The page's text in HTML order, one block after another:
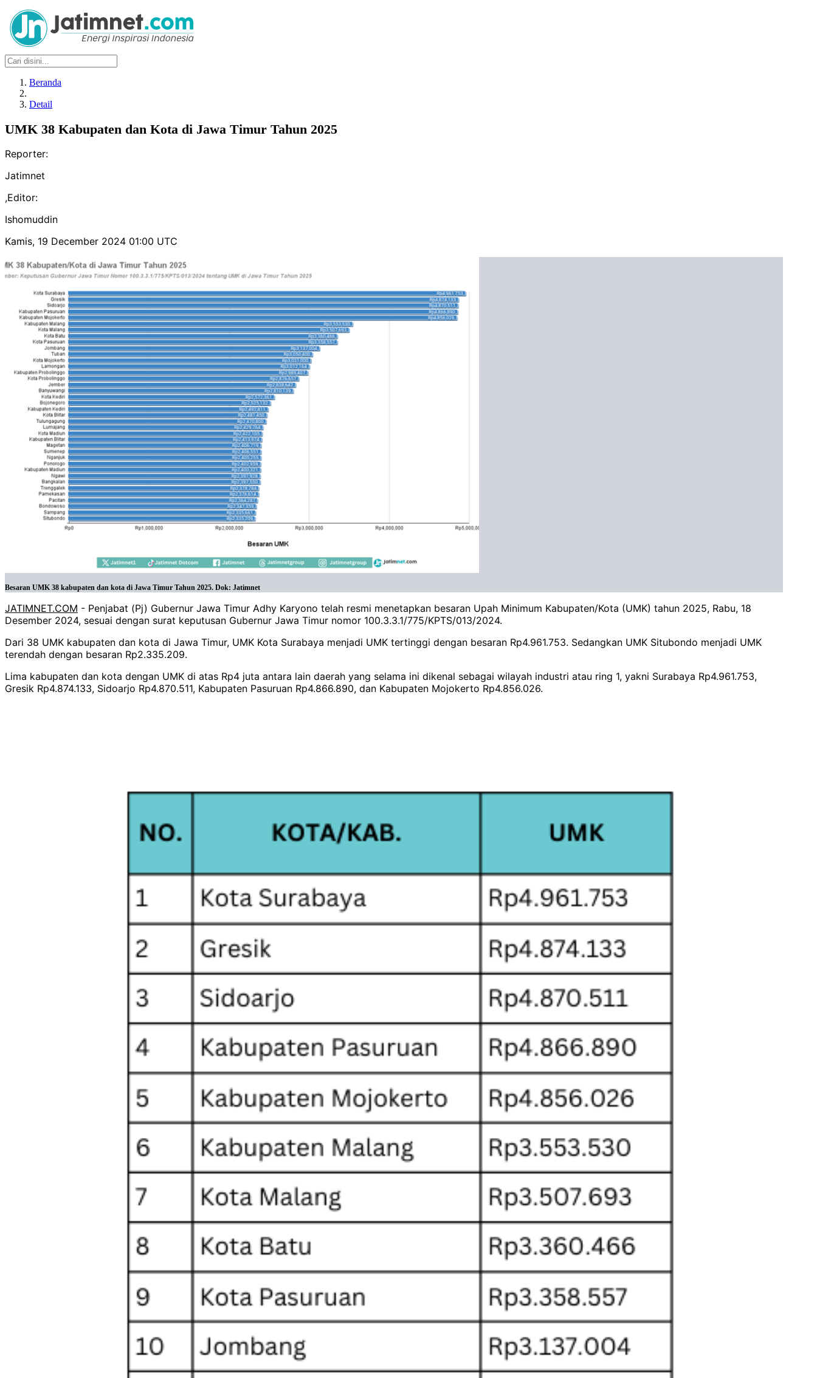
Beranda
Detail
UMK 38 Kabupaten dan Kota di Jawa Timur Tahun 2025
Reporter:
Jatimnet
,Editor:
Ishomuddin
Kamis, 19 December 2024 01:00 UTC
Besaran UMK 38 kabupaten dan kota di Jawa Timur Tahun 2025. Dok: Jatimnet
JATIMNET.COM - Penjabat (Pj) Gubernur Jawa Timur Adhy Karyono telah resmi menetapkan besaran Upah Minimum Kabupaten/Kota (UMK) tahun 2025, Rabu, 18
Desember 2024, sesuai dengan surat keputusan Gubernur Jawa Timur nomor 100.3.3.1/775/KPTS/013/2024.
Dari 38 UMK kabupaten dan kota di Jawa Timur, UMK Kota Surabaya menjadi UMK tertinggi dengan besaran Rp4.961.753. Sedangkan UMK Situbondo menjadi UMK
terendah dengan besaran Rp2.335.209.
Lima kabupaten dan kota dengan UMK di atas Rp4 juta antara lain daerah yang selama ini dikenal sebagai wilayah industri atau ring 1, yakni Surabaya Rp4.961.753,
Gresik Rp4.874.133, Sidoarjo Rp4.870.511, Kabupaten Pasuruan Rp4.866.890, dan Kabupaten Mojokerto Rp4.856.026.